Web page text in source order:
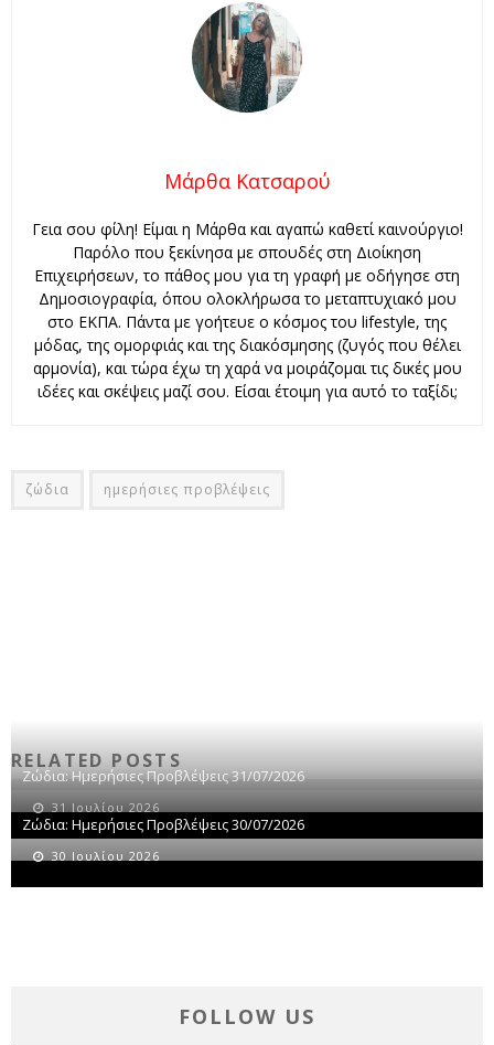
Μάρθα Κατσαρού
Γεια σου φίλη! Είμαι η Μάρθα και αγαπώ καθετί καινούργιο!
Παρόλο που ξεκίνησα με σπουδές στη Διοίκηση
Επιχειρήσεων, το πάθος μου για τη γραφή με οδήγησε στη
Δημοσιογραφία, όπου ολοκλήρωσα το μεταπτυχιακό μου
στο ΕΚΠΑ. Πάντα με γοήτευε ο κόσμος του lifestyle, της
μόδας, της ομορφιάς και της διακόσμησης (ζυγός που θέλει
αρμονία), και τώρα έχω τη χαρά να μοιράζομαι τις δικές μου
ιδέες και σκέψεις μαζί σου. Είσαι έτοιμη για αυτό το ταξίδι;
ζώδια ημερήσιες προβλέψεις
RELATED POSTS
Ζώδια: Ημερήσιες Προβλέψεις 31/07/2026
31 Ιουλίου 2026
Ζώδια: Ημερήσιες Προβλέψεις 30/07/2026
30 Ιουλίου 2026
FOLLOW US